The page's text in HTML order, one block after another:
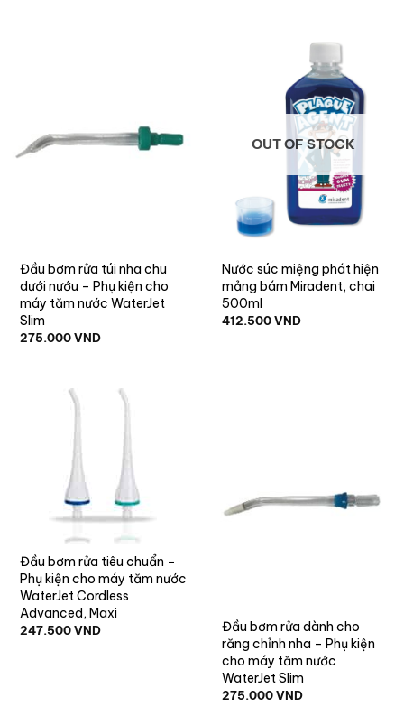
Đầu bơm rửa túi nha chu
dưới nướu – Phụ kiện cho
máy tăm nước WaterJet
Slim
275.000VND
OUT OF STOCK
Nước súc miệng phát hiện
mảng bám Miradent, chai
500ml
412.500VND
Đầu bơm rửa tiêu chuẩn –
Phụ kiện cho máy tăm nước
WaterJet Cordless
Advanced, Maxi
247.500VND
Đầu bơm rửa dành cho
răng chỉnh nha – Phụ kiện
cho máy tăm nước
WaterJet Slim
275.000VND